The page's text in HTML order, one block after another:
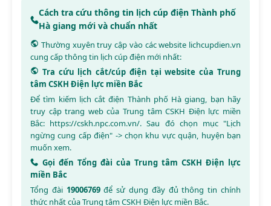
Cách tra cứu thông tin lịch cúp điện Thành phố
Hà giang mới và chuẩn nhất
Thường xuyên truy cập vào các website lichcupdien.vn
cung cấp thông tin lịch cúp điện mới nhất:
Tra cứu lịch cắt/cúp điện tại website của Trung
tâm CSKH Điện lực miền Bắc
Để tìm kiếm lịch cắt điện Thành phố Hà giang, bạn hãy
truy cập trang web của Trung tâm CSKH Điện lực miền
Bắc: https://cskh.npc.com.vn/. Sau đó chọn mục "Lịch
ngừng cung cấp điện" -> chọn khu vực quận, huyện bạn
muốn xem.
Gọi đến Tổng đài của Trung tâm CSKH Điện lực
miền Bắc
Tổng đài 19006769để sử dụng đầy đủ thông tin chính
thức nhất của Trung tâm CSKH Điện lực miền Bắc.